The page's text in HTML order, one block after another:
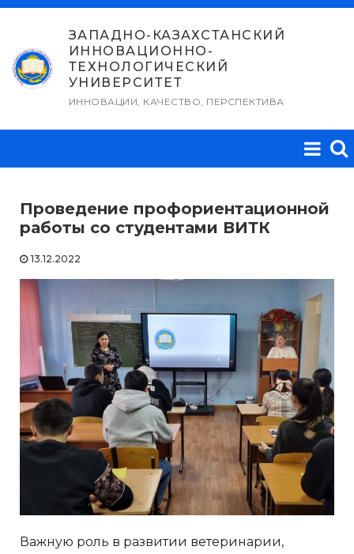
Перейти
содержимому
ЗАПАДНО-КАЗАХСТАНСКИЙ
ИННОВАЦИОННО-
ТЕХНОЛОГИЧЕСКИЙ
УНИВЕРСИТЕТ
ИННОВАЦИИ, КАЧЕСТВО, ПЕРСПЕКТИВА
Проведение профориентационной
работы со студентами ВИТК
13.12.2022
Важную роль в развитии ветеринарии,